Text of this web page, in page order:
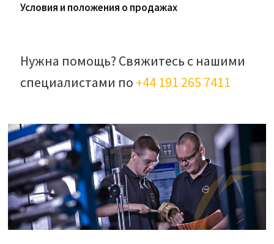
Условия и положения о продажах
Нужна помощь? Свяжитесь с нашими
специалистами по +44 191 265 7411